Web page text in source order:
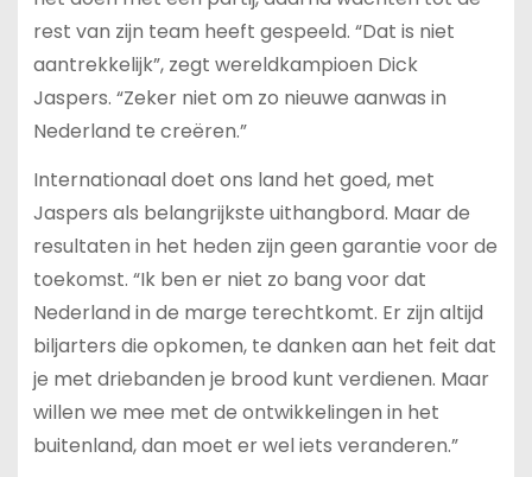
rest van zijn team heeft gespeeld. “Dat is niet
aantrekkelijk”, zegt wereldkampioen Dick
Jaspers. “Zeker niet om zo nieuwe aanwas in
Nederland te creëren.”
Internationaal doet ons land het goed, met
Jaspers als belangrijkste uithangbord. Maar de
resultaten in het heden zijn geen garantie voor de
toekomst. “Ik ben er niet zo bang voor dat
Nederland in de marge terechtkomt. Er zijn altijd
biljarters die opkomen, te danken aan het feit dat
je met driebanden je brood kunt verdienen. Maar
willen we mee met de ontwikkelingen in het
buitenland, dan moet er wel iets veranderen.”